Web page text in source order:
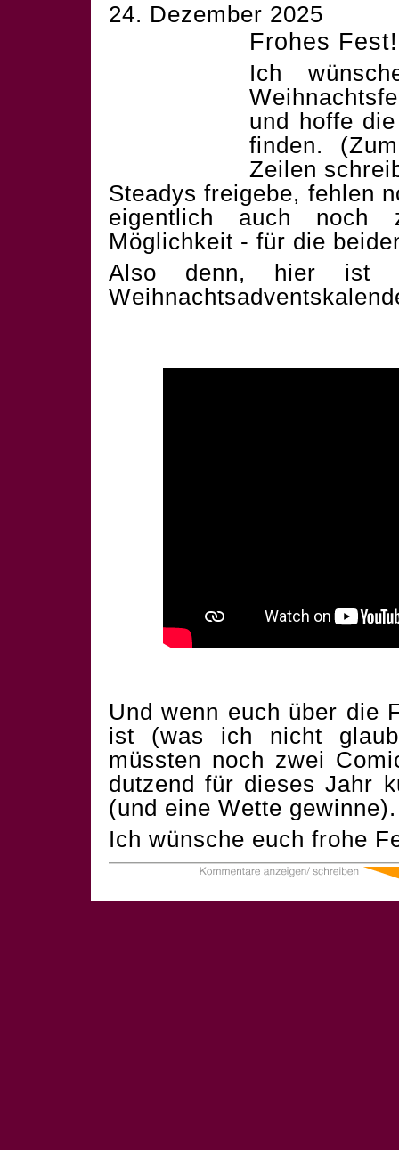
24. Dezember 2025
Frohes Fest!
Ich
und hoffe
finden.
Zeilen
Steadys freigebe, fehlen
eigentlich auch noch
Möglichkeit - für die
Also denn, hier ist
Und wenn euch über die
ist (was ich nicht
müssten noch zwei
dutzend für dieses Jahr
(und eine Wette
Ich wünsche euch frohe